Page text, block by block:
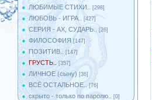
ЛЮБИМЫЕ СТИХИ.. [298]
ЛЮБОВЬ - ИГРА.. [427]
СЕРИЯ - АХ, СУДАРЬ.. [26]
ФИЛОСОФИЯ [147]
ПОЗИТИВ.. [147]
ГРУСТЬ.. [357]
ЛИЧНОЕ (сыну) [36]
ВСЁ ОСТАЛЬНОЕ.. [76]
скрыто - только по паролю.. [0]